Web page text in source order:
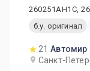
260251AH1C,
б.у. оригинал
21 Автомир
Санкт-